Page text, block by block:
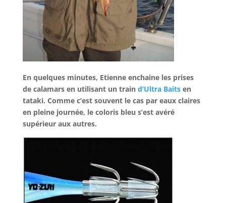
En quelques minutes, Etienne enchaine les prises
de calamars en utilisant un train d’Ultra Baits en
tataki. Comme c’est souvent le cas par eaux claires
en pleine journée, le coloris bleu s’est avéré
supérieur aux autres.